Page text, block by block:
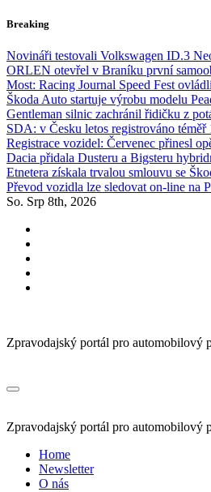
Skip
content
Breaking
Novináři testovali Volkswagen ID.3
ORLEN otevřel v Braníku první
Most: Racing Journal Speed Fest
Škoda Auto startuje výrobu modelu
Gentleman silnic zachránil řidičku z
SDA: v Česku letos registrováno
Registrace vozidel: Červenec přinesl
Dacia přidala Dusteru a Bigsteru
Etnetera získala trvalou smlouvu se
Převod vozidla lze sledovat on-line na
So. Srp 8th, 2026
Zpravodajský portál pro automobilový
Zpravodajský portál pro automobilový
Home
Newsletter
O nás